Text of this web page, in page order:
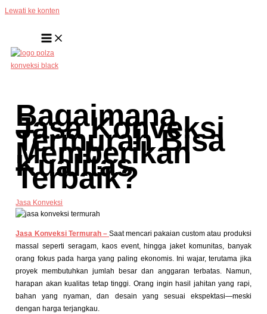
Lewati ke konten
Bagaimana
Jasa Konveksi
Termurah Bisa
Memberikan
Kualitas
Terbaik?
Jasa Konveksi
Jasa Konveksi Termurah – Saat mencari pakaian custom atau produksi
massal seperti seragam, kaos event, hingga jaket komunitas, banyak
orang fokus pada harga yang paling ekonomis. Ini wajar, terutama jika
proyek membutuhkan jumlah besar dan anggaran terbatas. Namun,
harapan akan kualitas tetap tinggi. Orang ingin hasil jahitan yang rapi,
bahan yang nyaman, dan desain yang sesuai ekspektasi—meski
dengan harga terjangkau.